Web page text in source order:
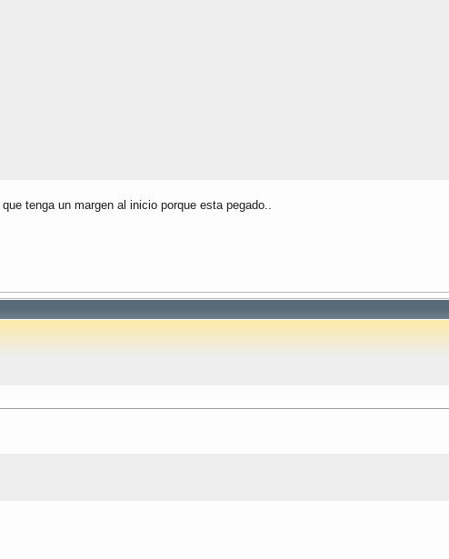
tenga un margen al inicio porque esta pegado..